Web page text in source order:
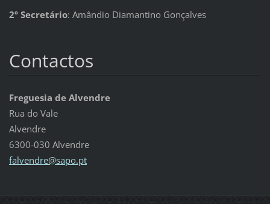
2º Secretário: Amândio Diamantino Gonçalves
Contactos
Freguesia de Alvendre
Rua do Vale
Alvendre
6300-030 Alvendre
falvendre@sapo.pt